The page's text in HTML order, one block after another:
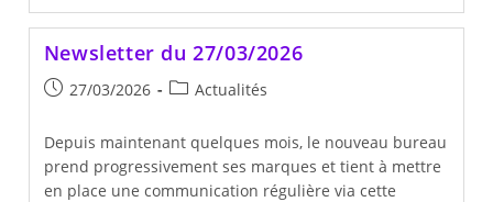
Interne
Venez
Match
!
Newsletter du 27/03/2026
Publication
27/03/2026
PostActualités
Depuis maintenant quelques mois, le nouveau bureau
prend progressivement ses marques et tient à mettre
en place une communication régulière via cette